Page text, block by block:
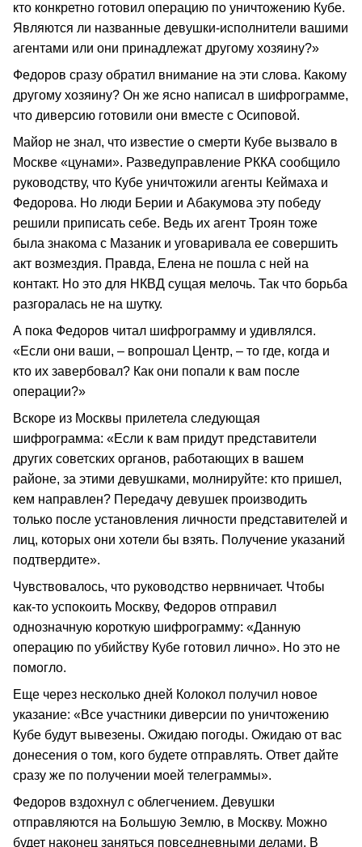
кто конкретно готовил операцию по уничтожению Кубе.
Являются ли названные девушки-исполнители вашими
агентами или они принадлежат другому хозяину?»
Федоров сразу обратил внимание на эти слова. Какому
другому хозяину? Он же ясно написал в шифрограмме,
что диверсию готовили они вместе с Осиповой.
Майор не знал, что известие о смерти Кубе вызвало в
Москве «цунами». Разведуправление РККА сообщило
руководству, что Кубе уничтожили агенты Кеймаха и
Федорова. Но люди Берии и Абакумова эту победу
решили приписать себе. Ведь их агент Троян тоже
была знакома с Мазаник и уговаривала ее совершить
акт возмездия. Правда, Елена не пошла с ней на
контакт. Но это для НКВД сущая мелочь. Так что борьба
разгоралась не на шутку.
А пока Федоров читал шифрограмму и удивлялся.
«Если они ваши, – вопрошал Центр, – то где, когда и
кто их завербовал? Как они попали к вам после
операции?»
Вскоре из Москвы прилетела следующая
шифрограмма: «Если к вам придут представители
других советских органов, работающих в вашем
районе, за этими девушками, молнируйте: кто пришел,
кем направлен? Передачу девушек производить
только после установления личности представителей и
лиц, которых они хотели бы взять. Получение указаний
подтвердите».
Чувствовалось, что руководство нервничает. Чтобы
как-то успокоить Москву, Федоров отправил
однозначную короткую шифрограмму: «Данную
операцию по убийству Кубе готовил лично». Но это не
помогло.
Еще через несколько дней Колокол получил новое
указание: «Все участники диверсии по уничтожению
Кубе будут вывезены. Ожидаю погоды. Ожидаю от вас
донесения о том, кого будете отправлять. Ответ дайте
сразу же по получении моей телеграммы».
Федоров вздохнул с облегчением. Девушки
отправляются на Большую Землю, в Москву. Можно
будет наконец заняться повседневными делами. В